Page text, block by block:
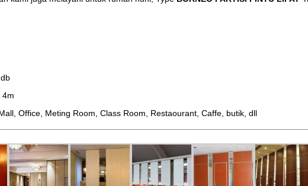
Office, Meting Room, Class Room, Restaourant, Caffe, butik, dll